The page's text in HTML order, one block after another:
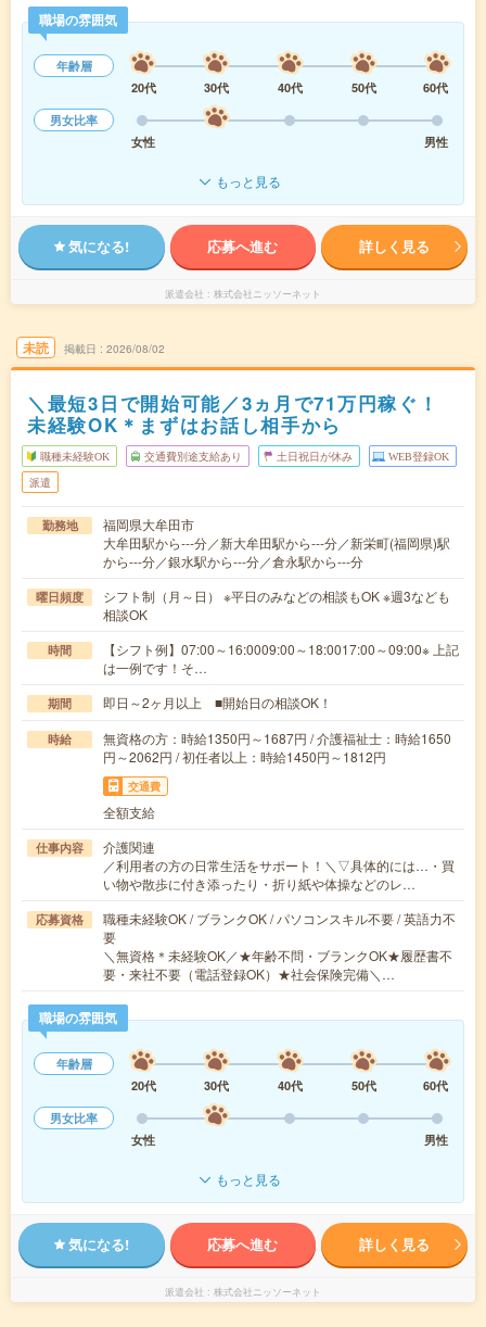
職場の雰囲気
年齢層
20代
30代 40代 50代
60代
男女比率
女性
男性
もっと見る
気になる! 応募へ進む 詳しく見る
派遣会社 株式会社ニッソーネット
未読 掲載日 2026/08/02
＼最短3日で開始可能／3ヵ月で71万円稼ぐ！
未経験OK＊まずはお話し相手から
職種未経験OK 交通費別途支給あり 土日祝日が休み WEB登録OK
派遣
勤務地
福岡県大牟田市
大牟田駅から---分／新大牟田駅から---分／新栄町(福岡県)駅
から---分／銀水駅から---分／倉永駅から---分
曜日頻度
シフト制（月～日） ※平日のみなどの相談もOK ※週3なども
相談OK
時間
【シフト例】07:00～16:0009:00～18:0017:00～09:00※ 上記
は一例です！そ…
期間 即日～2ヶ月以上 ■開始日の相談OK！
時給
無資格の方：時給1350円～1687円 / 介護福祉士：時給1650
円～2062円 / 初任者以上：時給1450円～1812円
交通費
全額支給
仕事内容
介護関連
／利用者の方の日常生活をサポート！＼▽具体的には…・買
い物や散歩に付き添ったり・折り紙や体操などのレ…
応募資格
職種未経験OK / ブランクOK / パソコンスキル不要 / 英語力不
要
＼無資格＊未経験OK／★年齢不問・ブランクOK★履歴書不
要・来社不要（電話登録OK）★社会保険完備＼…
職場の雰囲気
年齢層
20代
30代 40代 50代
60代
男女比率
女性
男性
もっと見る
気になる! 応募へ進む 詳しく見る
派遣会社 株式会社ニッソーネット